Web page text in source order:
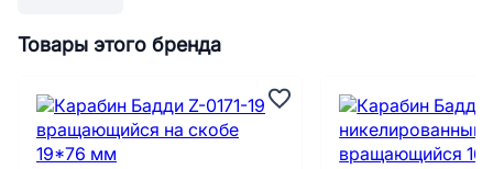
Товары этого бренда